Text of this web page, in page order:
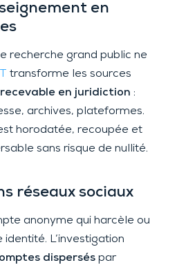
en
recherche grand public ne
transforme les sources
recevable en juridiction :
archives, plateformes.
horodatée, recoupée et
sans risque de nullité.
réseaux sociaux
anonyme qui harcèle ou
L’investigation
disperséspar